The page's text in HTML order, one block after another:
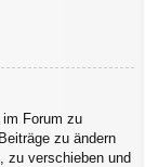
im Forum zu
zu ändern
zu verschieben und